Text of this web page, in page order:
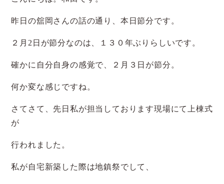
昨日の舘岡さんの話の通り、本日節分です。
２月2日が節分なのは、１３０年ぶりらしいです。
確かに自分自身の感覚で、２月３日が節分。
何か変な感じですね。
さてさて、先日私が担当しております現場にて上棟式
が
行われました。
私が自宅新築した際は地鎮祭でして、